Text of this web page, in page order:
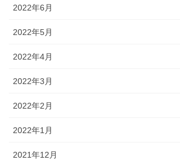
2022年6月
2022年5月
2022年4月
2022年3月
2022年2月
2022年1月
2021年12月